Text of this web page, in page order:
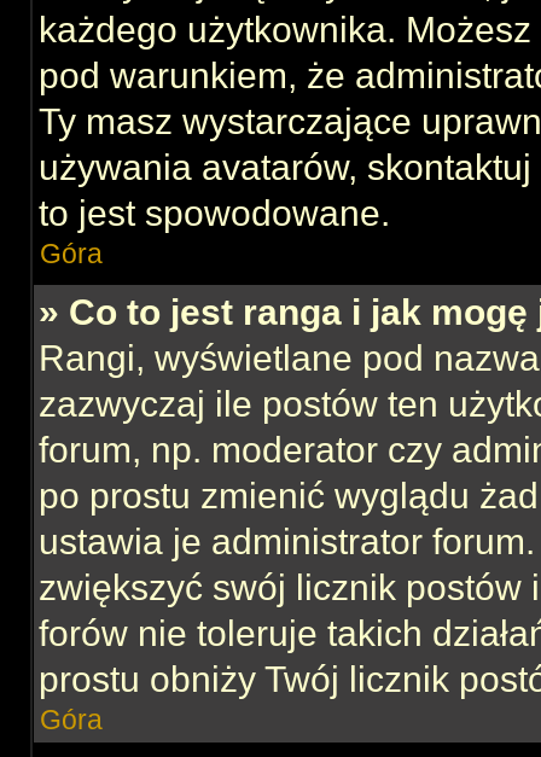
każdego użytkownika.
pod warunkiem, że
Ty masz wystarczające
używania avatarów,
to jest spowodowane.
Góra
» Co to jest ranga i jak mogę
Rangi, wyświetlane pod
zazwyczaj ile postów ten
forum, np. moderator czy
po prostu zmienić wyglądu
ustawia je administrator
zwiększyć swój licznik postów
forów nie toleruje takich
prostu obniży Twój licznik
Góra